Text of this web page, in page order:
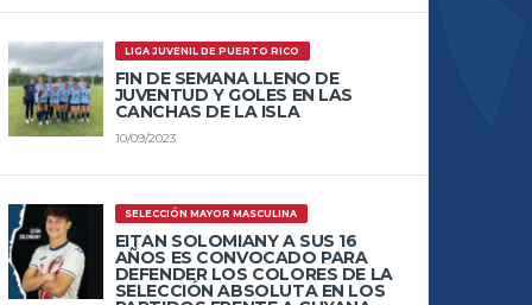
LIGA JUVENIL DE PUERTO RICO
FIN DE SEMANA LLENO DE
JUVENTUD Y GOLES EN LAS
CANCHAS DE LA ISLA
10/09/2023
SELECCIÓN MAYOR MASCULINA
EITAN SOLOMIANY A SUS 16
AÑOS ES CONVOCADO PARA
DEFENDER LOS COLORES DE LA
SELECCIÓN ABSOLUTA EN LOS